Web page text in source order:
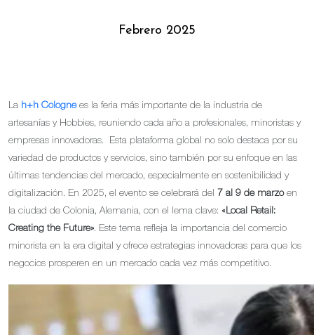
Febrero 2025
La h+h Colognees la feria más importante de la industria de
artesanías y Hobbies, reuniendo cada año a profesionales, minoristas y
empresas innovadoras. Esta plataforma global no solo destaca por su
variedad de productos y servicios, sino también por su enfoque en las
últimas tendencias del mercado, especialmente en sostenibilidad y
digitalización. En 2025, el evento se celebrará del 7 al 9 de marzoen
la ciudad de Colonia, Alemania, con el lema clave: «Local Retail:
Creating the Future». Este tema refleja la importancia del comercio
minorista en la era digital y ofrece estrategias innovadoras para que los
negocios prosperen en un mercado cada vez más competitivo.